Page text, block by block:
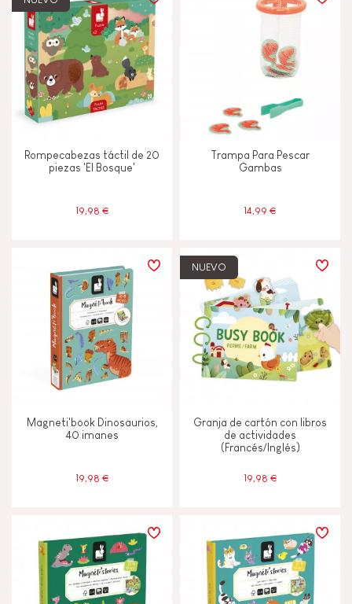
Rompecabezas táctil de 20
piezas 'El Bosque'
19,98 €
Trampa Para Pescar
Gambas
14,99 €
Magneti'book Dinosaurios,
40 imanes
19,98 €
NUEVO
Granja de cartón con libros
de actividades
(Francés/Inglés)
19,98 €